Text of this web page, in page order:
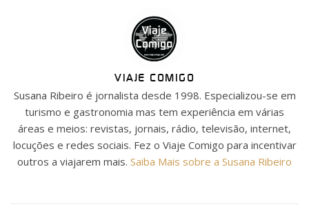
VIAJE COMIGO
Susana Ribeiro é jornalista desde 1998. Especializou-se em
turismo e gastronomia mas tem experiência em várias
áreas e meios: revistas, jornais, rádio, televisão, internet,
locuções e redes sociais. Fez o Viaje Comigo para incentivar
outros a viajarem mais. Saiba Mais sobre a Susana Ribeiro